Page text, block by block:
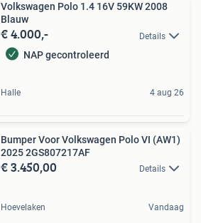
Volkswagen Polo 1.4 16V 59KW 2008
Blauw
€ 4.000,- Details
NAP gecontroleerd
Halle 4 aug 26
Bumper Voor Volkswagen Polo VI (AW1)
2025 2GS807217AF
€ 3.450,00 Details
Hoevelaken Vandaag